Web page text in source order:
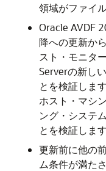
領域がファイ
Oracle AVDF
降への更新か
スト・モニタ
Serverの新し
とを検証しま
ホスト・マシ
ング・システ
とを検証します
更新前に他の
ム条件が満た